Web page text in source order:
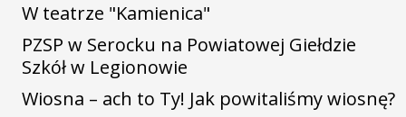
W teatrze "Kamienica"
PZSP w Serocku na Powiatowej Giełdzie
Szkół w Legionowie
Wiosna – ach to Ty! Jak powitaliśmy wiosnę?